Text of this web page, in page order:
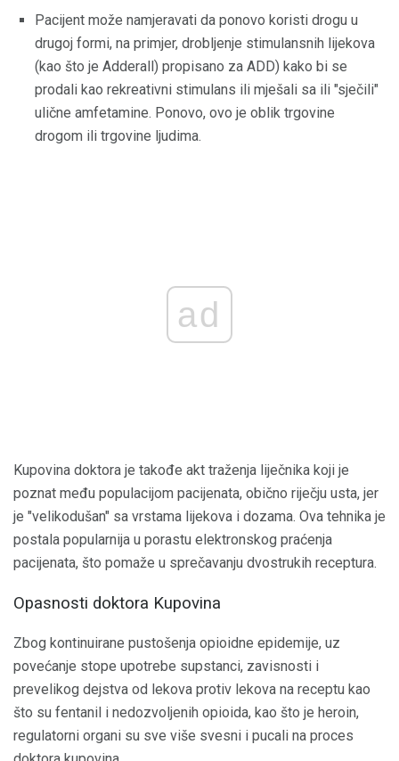
Pacijent može namjeravati da ponovo koristi drogu u
drugoj formi, na primjer, drobljenje stimulansnih lijekova
(kao što je Adderall) propisano za ADD) kako bi se
prodali kao rekreativni stimulans ili mješali sa ili "sječili"
ulične amfetamine. Ponovo, ovo je oblik trgovine
drogom ili trgovine ljudima.
ad
Kupovina doktora je takođe akt traženja liječnika koji je
poznat među populacijom pacijenata, obično riječju usta, jer
je "velikodušan" sa vrstama lijekova i dozama. Ova tehnika je
postala popularnija u porastu elektronskog praćenja
pacijenata, što pomaže u sprečavanju dvostrukih receptura.
Opasnosti doktora Kupovina
Zbog kontinuirane pustošenja opioidne epidemije, uz
povećanje stope upotrebe supstanci, zavisnosti i
prevelikog dejstva od lekova protiv lekova na receptu kao
što su fentanil i nedozvoljenih opioida, kao što je heroin,
regulatorni organi su sve više svesni i pucali na proces